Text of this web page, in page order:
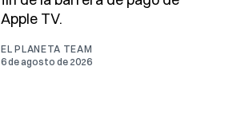
Apple TV.
EL PLANETA TEAM
6 de agosto de 2026